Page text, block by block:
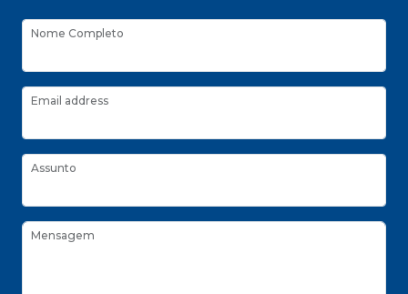
Nome Completo
Email address
Assunto
Mensagem